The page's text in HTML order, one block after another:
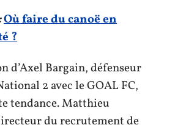
Où faire du canoë en
?
d’Axel Bargain, défenseur
2 avec le GOAL FC,
tendance. Matthieu
du recrutement de